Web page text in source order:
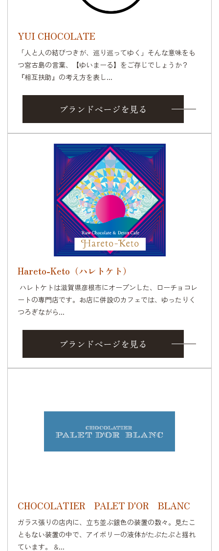
YUI CHOCOLATE
「人と人の結びつきが、巡り巡ってゆく」そんな意味をも
つ宮古島の言葉、【ゆいまーる】をご存じでしょうか？
『相互扶助』の考え方を表し...
ブランドページを見る
Hareto-Keto（ハレトケト）
ハレトケトは滋賀県彦根市にオープンした、ローチョコレ
ートの専門店です。お店に併設のカフェでは、ゆったりく
つろぎながら...
ブランドページを見る
CHOCOLATIER PALET D'OR BLANC
ガラス張りの店内に、立ち並ぶ銀色の装置の数々。見たこ
ともない装置の中で、アイボリーの液体がたぷたぷと揺れ
ています。 &...